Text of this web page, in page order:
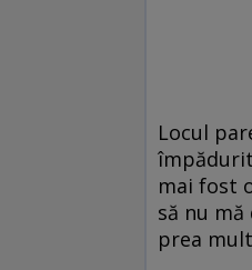
Locul
mai fost
să nu
prea